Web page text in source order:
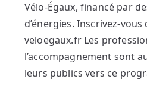
Vélo-Égaux, financé par
d’énergies. Inscrivez-
veloegaux.fr Les
l’accompagnement sont
leurs publics vers ce